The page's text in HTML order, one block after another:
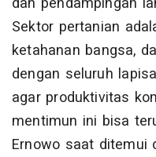
Sektor pertanian
ketahanan bangsa,
dengan seluruh
agar produktivitas
mentimun ini bisa
Ernowo saat ditemui